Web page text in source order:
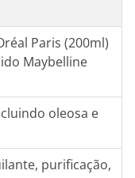
Paris (200ml)
Maybelline
oleosa e
purificação,